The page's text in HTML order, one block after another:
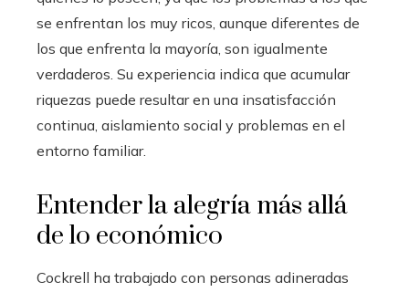
se enfrentan los muy ricos, aunque diferentes de
los que enfrenta la mayoría, son igualmente
verdaderos. Su experiencia indica que acumular
riquezas puede resultar en una insatisfacción
continua, aislamiento social y problemas en el
entorno familiar.
Entender la alegría más allá
de lo económico
Cockrell ha trabajado con personas adineradas